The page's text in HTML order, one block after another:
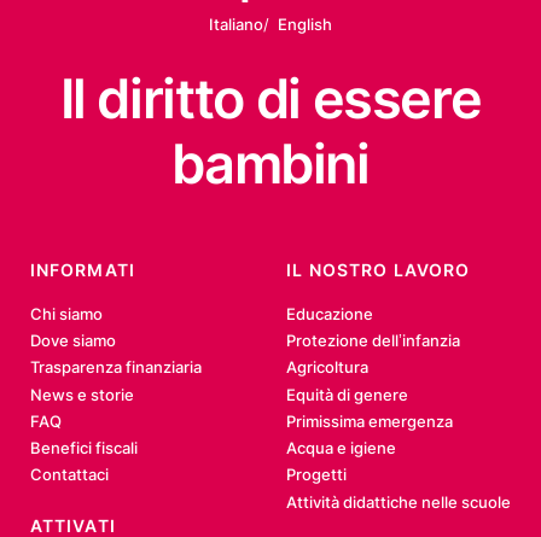
Italiano English
Il diritto di essere
bambini
INFORMATI
Chi siamo
Dove siamo
Trasparenza finanziaria
News e storie
FAQ
Benefici fiscali
Contattaci
IL NOSTRO LAVORO
Educazione
Protezione dell’infanzia
Agricoltura
Equità di genere
Primissima emergenza
Acqua e igiene
Progetti
Attività didattiche nelle scuole
ATTIVATI